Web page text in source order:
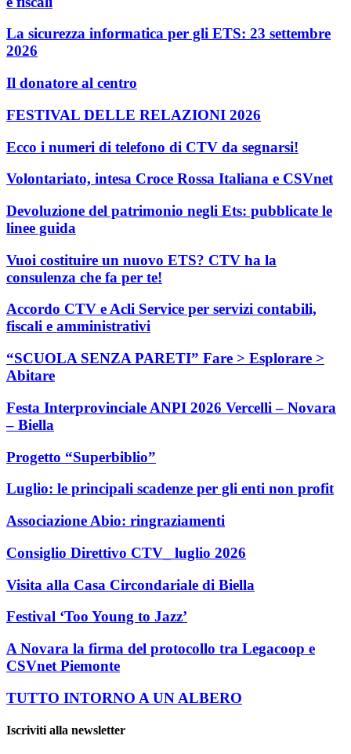
La sicurezza informatica per gli ETS: 23 settembre
2026
Il donatore al centro
FESTIVAL DELLE RELAZIONI 2026
Ecco i numeri di telefono di CTV da segnarsi!
Volontariato, intesa Croce Rossa Italiana e CSVnet
Devoluzione del patrimonio negli Ets: pubblicate le
linee guida
Vuoi costituire un nuovo ETS? CTV ha la
consulenza che fa per te!
Accordo CTV e Acli Service per servizi contabili,
fiscali e amministrativi
“SCUOLA SENZA PARETI” Fare > Esplorare >
Abitare
Festa Interprovinciale ANPI 2026 Vercelli – Novara
– Biella
Progetto “Superbiblio”
Luglio: le principali scadenze per gli enti non profit
Associazione Abio: ringraziamenti
Consiglio Direttivo CTV_ luglio 2026
Visita alla Casa Circondariale di Biella
Festival ‘Too Young to Jazz’
A Novara la firma del protocollo tra Legacoop e
CSVnet Piemonte
TUTTO INTORNO A UN ALBERO
Iscriviti alla newsletter